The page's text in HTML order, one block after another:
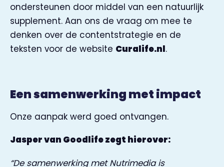
ondersteunen door middel van een natuurlijk
supplement. Aan ons de vraag om mee te
denken over de contentstrategie en de
teksten voor de website Curalife.nl.
Een samenwerking met impact
Onze aanpak werd goed ontvangen.
Jasper van Goodlife zegt hierover:
“De samenwerking met Nutrimedia is